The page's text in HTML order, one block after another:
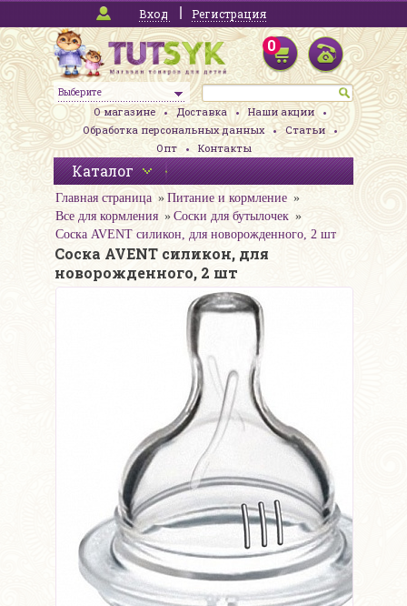
Вход Регистрация
Выберите
0
О магазине Доставка
Наши акции
Обработка персональных данных
Статьи
Опт
Контакты
Каталог
Главная страница
Питание и кормление
Все для кормления
Соски для бутылочек
Соска AVENT силикон, для новорожденного, 2 шт
Соска AVENT силикон, для
новорожденного, 2 шт